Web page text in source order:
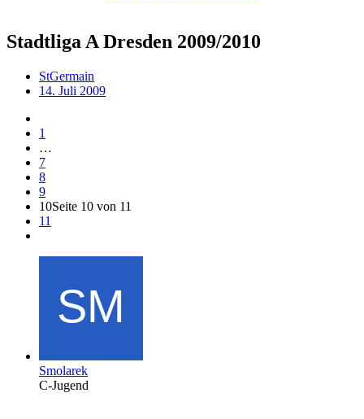
Stadtliga A Dresden 2009/2010
StGermain
14. Juli 2009
1
…
7
8
9
10Seite 10 von 11
11
Smolarek
C-Jugend